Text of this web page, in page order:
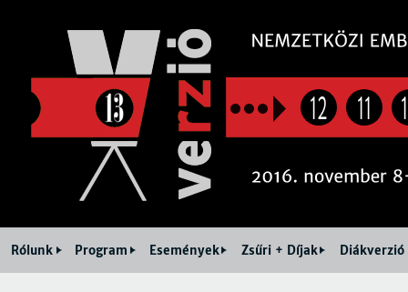
12 11
Rólunk Program Események Zsűri + Díjak Diákverzió